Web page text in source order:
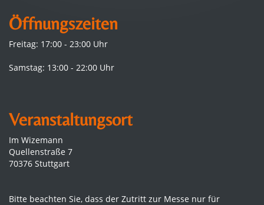
Öffnungszeiten
Freitag: 17:00 - 23:00 Uhr
Samstag: 13:00 - 22:00 Uhr
Veranstaltungsort
Im Wizemann
Quellenstraße 7
70376 Stuttgart
Bitte beachten Sie, dass der Zutritt zur Messe nur für